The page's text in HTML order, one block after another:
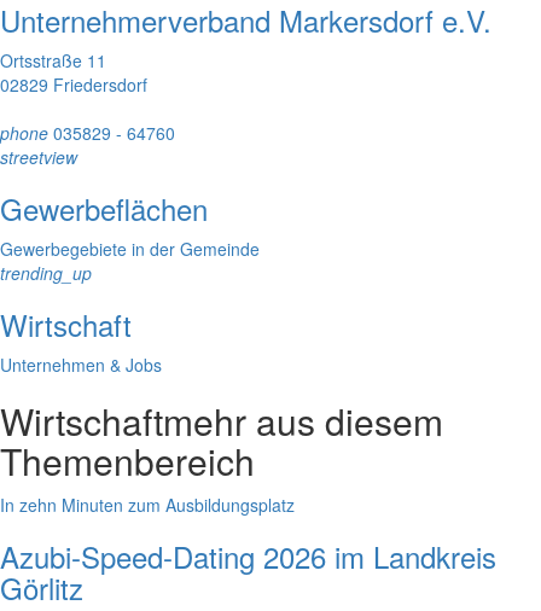
Unternehmerverband Markersdorf e.V.
Ortsstraße 11
02829 Friedersdorf
phone 035829 - 64760
streetview
Gewerbeflächen
Gewerbegebiete in der Gemeinde
trending_up
Wirtschaft
Unternehmen & Jobs
Wirtschaftmehr aus diesem
Themenbereich
In zehn Minuten zum Ausbildungsplatz
Azubi-Speed-Dating 2026 im Landkreis
Görlitz